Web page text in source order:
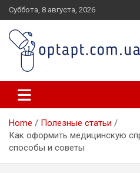
Skip
to
content
Суббота, 8 августа, 2026
optapt.com.ua
Home
Полезные статьи
Как оформить медицинскую
способы и советы